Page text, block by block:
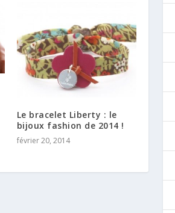
Le bracelet Liberty : le
bijoux fashion de 2014 !
février 20, 2014